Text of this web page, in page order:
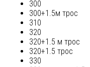
300
300+1.5м трос
310
320
320+1.5 м трос
320+1.5 трос
330